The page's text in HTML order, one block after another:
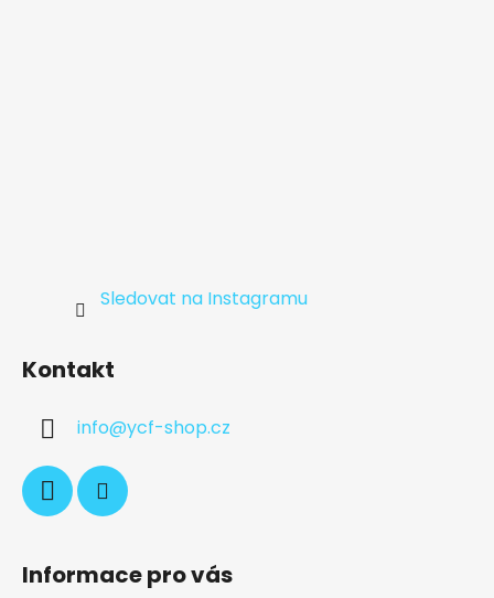
Sledovat na Instagramu
Kontakt
info@ycf-shop.cz
Informace pro vás